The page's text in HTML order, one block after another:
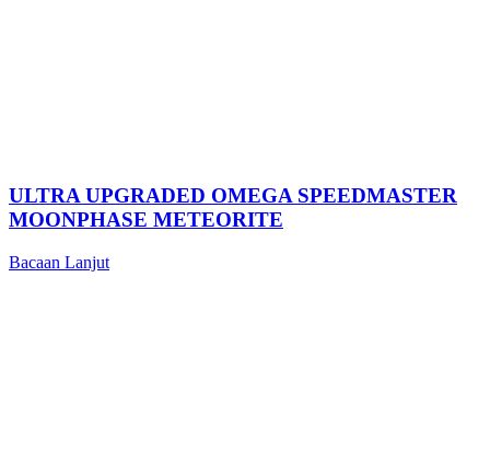
ULTRA UPGRADED OMEGA SPEEDMASTER
MOONPHASE METEORITE
Bacaan Lanjut